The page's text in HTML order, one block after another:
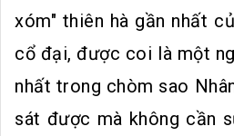
xóm" thiên hà gần nhất
cổ đại, được coi là một
nhất trong chòm sao
sát được mà không cần